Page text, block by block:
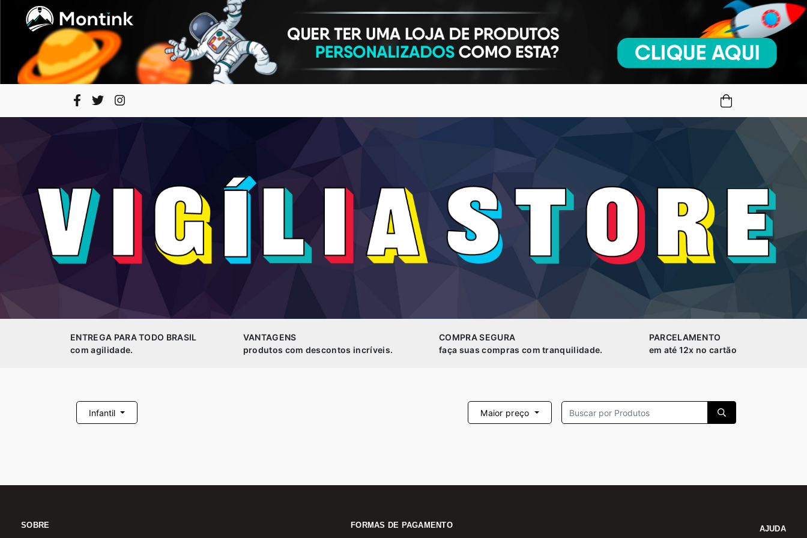
ENTREGA PARA TODO BRASIL
com agilidade.
VANTAGENS
produtos com descontos incríveis.
COMPRA SEGURA
faça suas compras com tranquilidade.
PARCELAMENTO
em até 12x no cartão
Infantil Maior preço
SOBRE FORMAS DE PAGAMENTO AJUDA